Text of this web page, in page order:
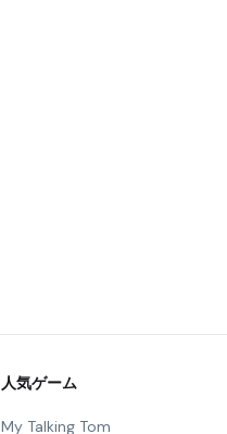
人気ゲーム
My Talking Tom